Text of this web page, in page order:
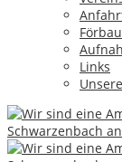
Förbau
Links
[Zeige eine
Günter Greim
Artikel-